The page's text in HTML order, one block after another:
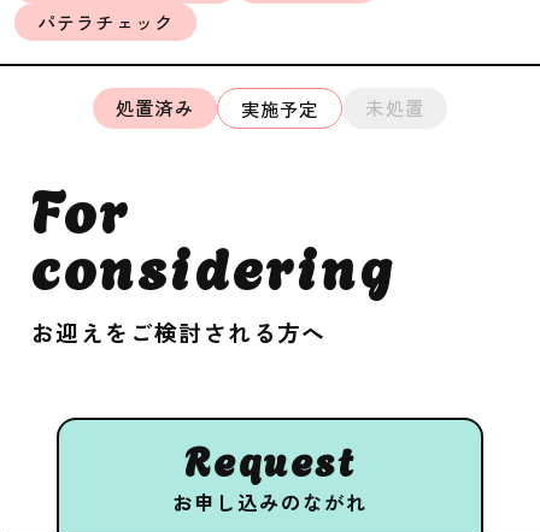
パテラチェック
処置済み 実施予定 未処置
For
considering
お迎えをご検討される方へ
Request
お申し込みのながれ